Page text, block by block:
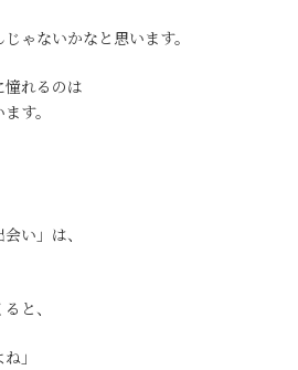
ゃないかなと思います。
憧れるのは
す。
い」は、
と、
」